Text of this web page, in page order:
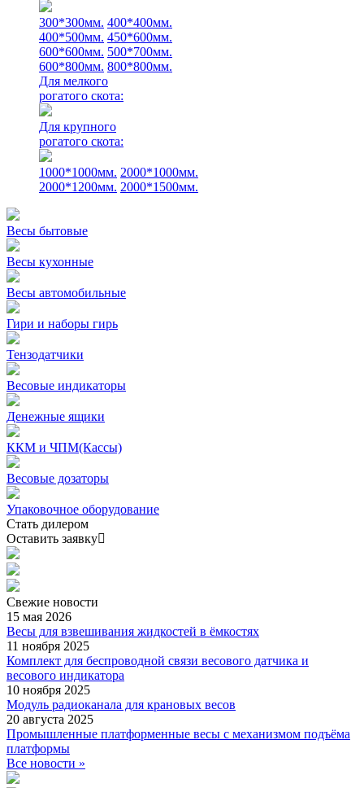
300*300мм. 400*400мм.
400*500мм. 450*600мм.
600*600мм. 500*700мм.
600*800мм. 800*800мм.
Для мелкого
рогатого скота:
Для крупного
рогатого скота:
1000*1000мм. 2000*1000мм.
2000*1200мм. 2000*1500мм.
Весы бытовые
Весы кухонные
Весы автомобильные
Гири и наборы гирь
Тензодатчики
Весовые индикаторы
Денежные ящики
ККМ и ЧПМ(Кассы)
Весовые дозаторы
Упаковочное оборудование
Стать дилером
Оставить заявку
Свежие новости
15 мая 2026
Весы для взвешивания жидкостей в ёмкостях
11 ноября 2025
Комплект для беспроводной связи весового датчика и
весового индикатора
10 ноября 2025
Модуль радиоканала для крановых весов
20 августа 2025
Промышленные платформенные весы с механизмом подъёма
платформы
Все новости »